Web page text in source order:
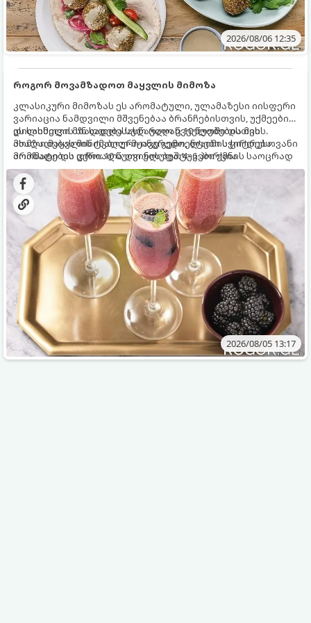
2026/08/06 12:35
როგორ მოვამზადოთ მაყვლის მიმოზა
კლასიკური მიმოზას ეს არომატული, ულამაზესი იისფერი
ვარიაცია ნამდვილი მშვენებაა ბრანჩებისთვის, უქმეების
დილისთვის ან სადღესასწაულო წვეულებებისთვის.
ახალი მაყვლის ტკბილ-მჟავე გემო, ლაიმის ციტრუსოვანი
არომატი და ცქრიალა ღვინის ბუშტუკები ქმნის საოცრად
დახვეწილ და მაგრილებელ კოქტეილს.
ეს სასმელი მზადდება სულ რაღაც 10 წუთში და მის
მომზადებას მინიმალური ინგრედიენტები სჭირდება.
მომზადების დრო: 10 წუთი ულუფა: 4–6 პორცია
2026/08/05 13:17